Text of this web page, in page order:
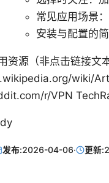
常见应用场景
安装与配置的
资源（非点击链接
wiki/
r/VPN
发布:2026-04-06· 更新: